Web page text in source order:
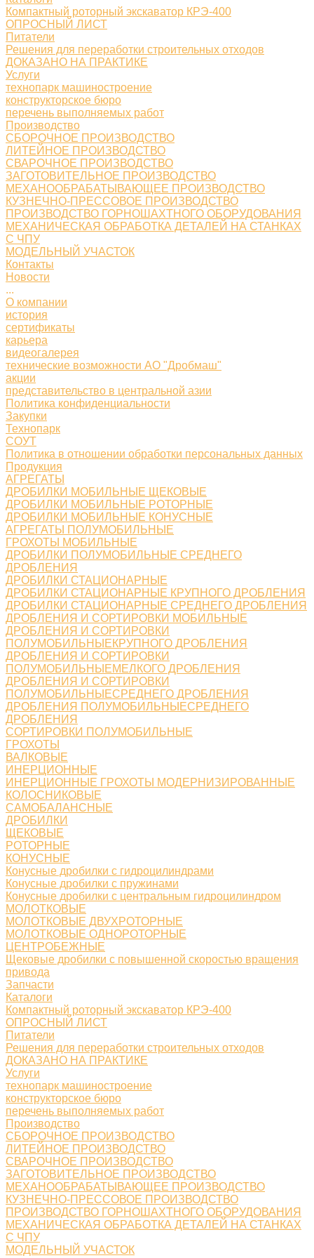
Компактный роторный экскаватор КРЭ-400
ОПРОСНЫЙ ЛИСТ
Питатели
Решения для переработки строительных отходов
ДОКАЗАНО НА ПРАКТИКЕ
Услуги
технопарк машиностроение
конструкторское бюро
перечень выполняемых работ
Производство
СБОРОЧНОЕ ПРОИЗВОДСТВО
ЛИТЕЙНОЕ ПРОИЗВОДСТВО
СВАРОЧНОЕ ПРОИЗВОДСТВО
ЗАГОТОВИТЕЛЬНОЕ ПРОИЗВОДСТВО
МЕХАНООБРАБАТЫВАЮЩЕЕ ПРОИЗВОДСТВО
КУЗНЕЧНО-ПРЕССОВОЕ ПРОИЗВОДСТВО
ПРОИЗВОДСТВО ГОРНОШАХТНОГО ОБОРУДОВАНИЯ
МЕХАНИЧЕСКАЯ ОБРАБОТКА ДЕТАЛЕЙ НА СТАНКАХ
С ЧПУ
МОДЕЛЬНЫЙ УЧАСТОК
Контакты
Новости
...
О компании
история
сертификаты
карьера
видеогалерея
технические возможности АО "Дробмаш"
акции
представительство в центральной азии
Политика конфиденциальности
Закупки
Технопарк
СОУТ
Политика в отношении обработки персональных данных
Продукция
АГРЕГАТЫ
ДРОБИЛКИ МОБИЛЬНЫЕ ЩЕКОВЫЕ
ДРОБИЛКИ МОБИЛЬНЫЕ РОТОРНЫЕ
ДРОБИЛКИ МОБИЛЬНЫЕ КОНУСНЫЕ
АГРЕГАТЫ ПОЛУМОБИЛЬНЫЕ
ГРОХОТЫ МОБИЛЬНЫЕ
ДРОБИЛКИ ПОЛУМОБИЛЬНЫЕ СРЕДНЕГО
ДРОБЛЕНИЯ
ДРОБИЛКИ СТАЦИОНАРНЫЕ
ДРОБИЛКИ СТАЦИОНАРНЫЕ КРУПНОГО ДРОБЛЕНИЯ
ДРОБИЛКИ СТАЦИОНАРНЫЕ СРЕДНЕГО ДРОБЛЕНИЯ
ДРОБЛЕНИЯ И СОРТИРОВКИ МОБИЛЬНЫЕ
ДРОБЛЕНИЯ И СОРТИРОВКИ
ПОЛУМОБИЛЬНЫЕКРУПНОГО ДРОБЛЕНИЯ
ДРОБЛЕНИЯ И СОРТИРОВКИ
ПОЛУМОБИЛЬНЫЕМЕЛКОГО ДРОБЛЕНИЯ
ДРОБЛЕНИЯ И СОРТИРОВКИ
ПОЛУМОБИЛЬНЫЕСРЕДНЕГО ДРОБЛЕНИЯ
ДРОБЛЕНИЯ ПОЛУМОБИЛЬНЫЕСРЕДНЕГО
ДРОБЛЕНИЯ
СОРТИРОВКИ ПОЛУМОБИЛЬНЫЕ
ГРОХОТЫ
ВАЛКОВЫЕ
ИНЕРЦИОННЫЕ
ИНЕРЦИОННЫЕ ГРОХОТЫ МОДЕРНИЗИРОВАННЫЕ
КОЛОСНИКОВЫЕ
САМОБАЛАНСНЫЕ
ДРОБИЛКИ
ЩЕКОВЫЕ
РОТОРНЫЕ
КОНУСНЫЕ
Конусные дробилки с гидроцилиндрами
Конусные дробилки с пружинами
Конусные дробилки с центральным гидроцилиндром
МОЛОТКОВЫЕ
МОЛОТКОВЫЕ ДВУХРОТОРНЫЕ
МОЛОТКОВЫЕ ОДНОРОТОРНЫЕ
ЦЕНТРОБЕЖНЫЕ
Щековые дробилки с повышенной скоростью вращения
привода
Запчасти
Каталоги
Компактный роторный экскаватор КРЭ-400
ОПРОСНЫЙ ЛИСТ
Питатели
Решения для переработки строительных отходов
ДОКАЗАНО НА ПРАКТИКЕ
Услуги
технопарк машиностроение
конструкторское бюро
перечень выполняемых работ
Производство
СБОРОЧНОЕ ПРОИЗВОДСТВО
ЛИТЕЙНОЕ ПРОИЗВОДСТВО
СВАРОЧНОЕ ПРОИЗВОДСТВО
ЗАГОТОВИТЕЛЬНОЕ ПРОИЗВОДСТВО
МЕХАНООБРАБАТЫВАЮЩЕЕ ПРОИЗВОДСТВО
КУЗНЕЧНО-ПРЕССОВОЕ ПРОИЗВОДСТВО
ПРОИЗВОДСТВО ГОРНОШАХТНОГО ОБОРУДОВАНИЯ
МЕХАНИЧЕСКАЯ ОБРАБОТКА ДЕТАЛЕЙ НА СТАНКАХ
С ЧПУ
МОДЕЛЬНЫЙ УЧАСТОК